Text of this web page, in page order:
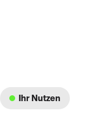
Ihr Nutzen